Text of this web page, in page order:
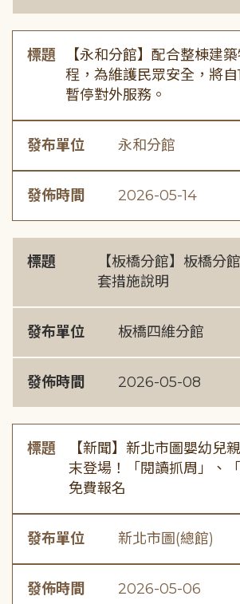
標題
【永和分館】配合整棟建
程，為維護民眾安全，將自
暫停對外服務。
發布單位 永和分館
發佈時間 2026-05-14
標題
【板橋分館】板橋分
套措施說明
發布單位 板橋四維分館
發佈時間 2026-05-08
標題
【新聞】新北市圖嬰幼兒
末登場！「閱讀抓周」、「
免費報名
發布單位 新北市圖(總館)
發佈時間 2026-05-06